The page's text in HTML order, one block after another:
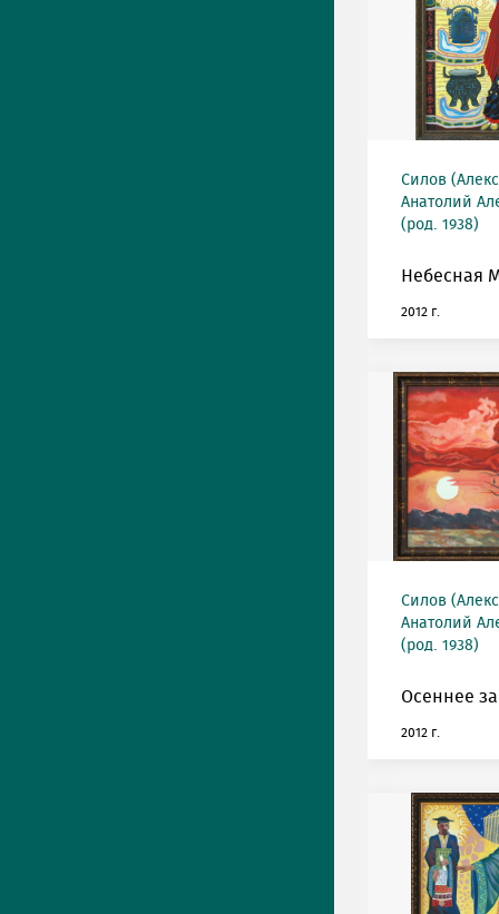
Силов
Анатолий
(род. 1938)
Небесная
2012 г.
Силов
Анатолий
(род. 1938)
Осеннее
2012 г.